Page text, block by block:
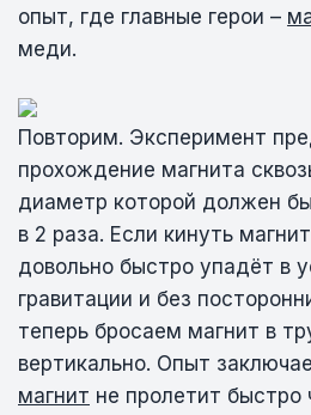
опыт, где главные герои –
меди.
Повторим. Эксперимент
прохождение магнита
диаметр которой должен
в 2 раза. Если кинуть
довольно быстро упадёт в
гравитации и без
теперь бросаем магнит в
вертикально. Опыт
магнит не пролетит быстро